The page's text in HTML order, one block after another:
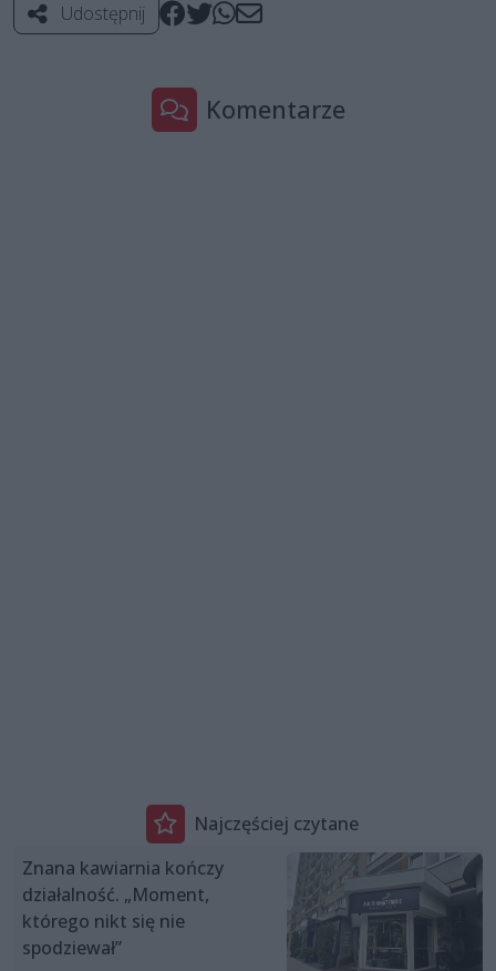
Udostępnij
Komentarze
Najczęściej czytane
Znana kawiarnia kończy
działalność. „Moment,
którego nikt się nie
spodziewał”